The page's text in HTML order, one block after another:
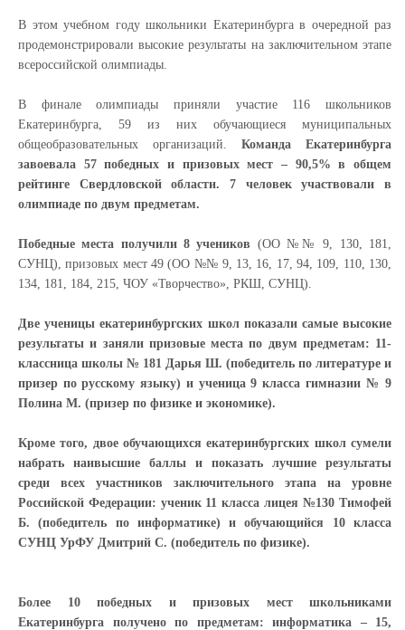
В этом учебном году школьники Екатеринбурга в очередной раз
продемонстрировали высокие результаты на заключительном этапе
всероссийской олимпиады.
В финале олимпиады приняли участие 116 школьников
Екатеринбурга, 59 из них обучающиеся муниципальных
общеобразовательных организаций. Команда Екатеринбурга
завоевала 57 победных и призовых мест – 90,5% в общем
рейтинге Свердловской области. 7 человек участвовали в
олимпиаде по двум предметам.
Победные места получили 8 учеников (ОО №№ 9, 130, 181,
СУНЦ), призовых мест 49 (ОО №№ 9, 13, 16, 17, 94, 109, 110, 130,
134, 181, 184, 215, ЧОУ «Творчество», РКШ, СУНЦ).
Две ученицы екатеринбургских школ показали самые высокие
результаты и заняли призовые места по двум предметам: 11-
классница школы № 181 Дарья Ш. (победитель по литературе и
призер по русскому языку) и ученица 9 класса гимназии № 9
Полина М. (призер по физике и экономике).
Кроме того, двое обучающихся екатеринбургских школ сумели
набрать наивысшие баллы и показать лучшие результаты
среди всех участников заключительного этапа на уровне
Российской Федерации: ученик 11 класса лицея №130 Тимофей
Б. (победитель по информатике) и обучающийся 10 класса
СУНЦ УрФУ Дмитрий С. (победитель по физике).
Более 10 победных и призовых мест школьниками
Екатеринбурга получено по предметам: информатика – 15,